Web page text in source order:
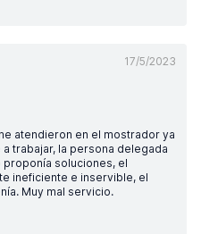
17/5/2023
atendieron en el mostrador ya
trabajar, la persona delegada
proponía soluciones, el
ineficiente e inservible, el
Muy mal servicio.